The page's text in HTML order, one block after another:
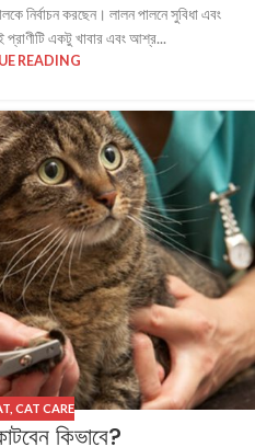
নির্বাচন করছেন। লালন পালনে সুবিধা এবং
একটু খাবার এবং আশ্র...
READING
CAT CARE
কিভাবে?